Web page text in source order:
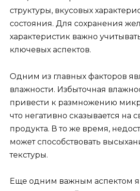
структуры, вкусовых
состояния. Для сохранения
характеристик важно
ключевых аспектов.
Одним из главных факторов
влажности. Избыточная
привести к размножению
что негативно сказывается на
продукта. В то же время,
может способствовать
текстуры.
Еще одним важным аспектом